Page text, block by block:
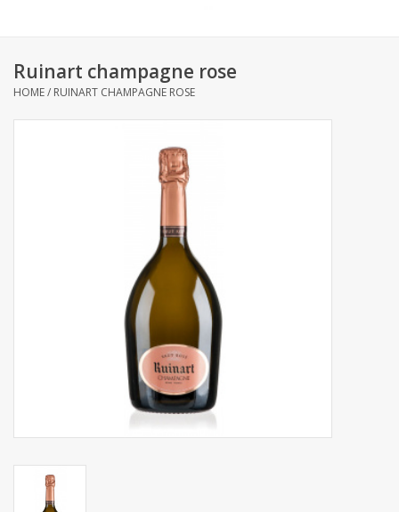
Contact
Ruinart champagne rose
HOME/ RUINART CHAMPAGNE ROSE